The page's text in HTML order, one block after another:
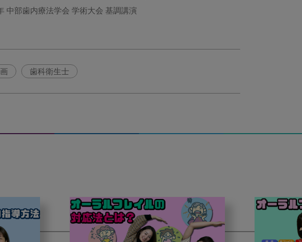
中部歯内療法学会 学術大会 基調講演
歯科衛生士